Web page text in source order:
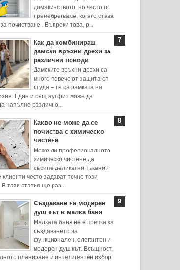
домакинството, но често го
пренебрегваме, когато става
почистване . Въпреки това, р...
Как да комбинираш
дамски връхни дрехи за
различни поводи
Дамските връхни дрехи са
много повече от защита от
студа – те са рамката на
Един и същ аутфит може да
напълно различно...
Какво не може да се
почиства с химическо
чистене
Може ли професионалното
химическо чистене да
съсипе деликатни тъкани?
често задават точно този
тази статия ще раз...
Създаване на модерен
душ кът в малка баня
Малката баня не е пречка за
създаването на
функционален, елегантен и
модерен душ кът. Всъщност,
планиране и интелигентен избор